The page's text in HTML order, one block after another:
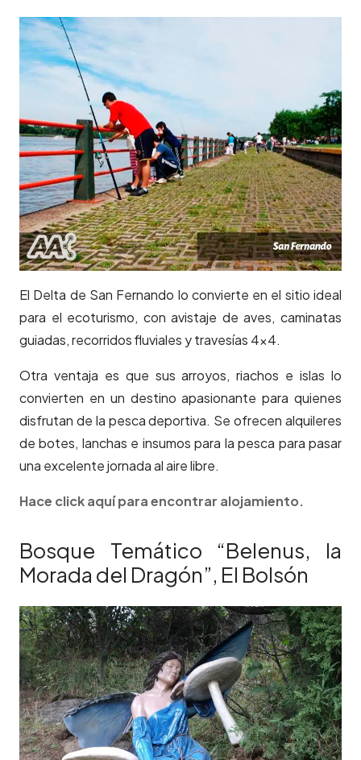
El Delta de San Fernando lo convierte en el sitio ideal
para el ecoturismo, con avistaje de aves, caminatas
guiadas, recorridos fluviales y travesías 4×4.
Otra ventaja es que sus arroyos, riachos e islas lo
convierten en un destino apasionante para quienes
disfrutan de la pesca deportiva. Se ofrecen alquileres
de botes, lanchas e insumos para la pesca para pasar
una excelente jornada al aire libre.
Hace click aquí para encontrar alojamiento.
Bosque Temático “Belenus, la
Morada del Dragón”, El Bolsón